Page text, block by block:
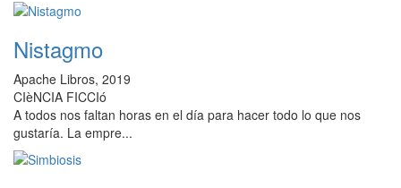
Nistagmo
Apache Libros, 2019
CIèNCIA FICCIó
A todos nos faltan horas en el día para hacer todo lo que nos
gustaría. La empre...